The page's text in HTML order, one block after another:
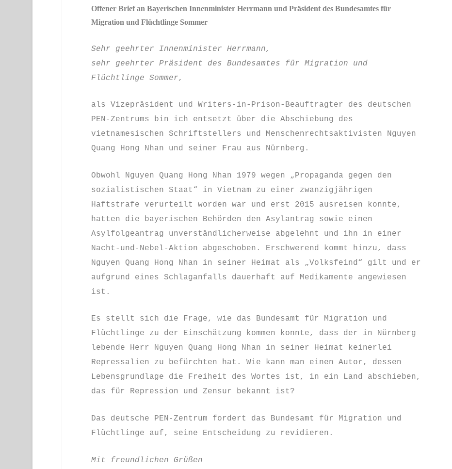
Offener Brief an Bayerischen Innenminister Herrmann und Präsident des Bundesamtes für
Migration und Flüchtlinge Sommer
Sehr geehrter Innenminister Herrmann,
sehr geehrter Präsident des Bundesamtes für Migration und
Flüchtlinge Sommer,
als Vizepräsident und Writers-in-Prison-Beauftragter des deutschen
PEN-Zentrums bin ich entsetzt über die Abschiebung des
vietnamesischen Schriftstellers und Menschenrechtsaktivisten Nguyen
Quang Hong Nhan und seiner Frau aus Nürnberg.
Obwohl Nguyen Quang Hong Nhan 1979 wegen „Propaganda gegen den
sozialistischen Staat“ in Vietnam zu einer zwanzigjährigen
Haftstrafe verurteilt worden war und erst 2015 ausreisen konnte,
hatten die bayerischen Behörden den Asylantrag sowie einen
Asylfolgeantrag unverständlicherweise abgelehnt und ihn in einer
Nacht-und-Nebel-Aktion abgeschoben. Erschwerend kommt hinzu, dass
Nguyen Quang Hong Nhan in seiner Heimat als „Volksfeind“ gilt und er
aufgrund eines Schlaganfalls dauerhaft auf Medikamente angewiesen
ist.
Es stellt sich die Frage, wie das Bundesamt für Migration und
Flüchtlinge zu der Einschätzung kommen konnte, dass der in Nürnberg
lebende Herr Nguyen Quang Hong Nhan in seiner Heimat keinerlei
Repressalien zu befürchten hat. Wie kann man einen Autor, dessen
Lebensgrundlage die Freiheit des Wortes ist, in ein Land abschieben,
das für Repression und Zensur bekannt ist?
Das deutsche PEN-Zentrum fordert das Bundesamt für Migration und
Flüchtlinge auf, seine Entscheidung zu revidieren.
Mit freundlichen Grüßen